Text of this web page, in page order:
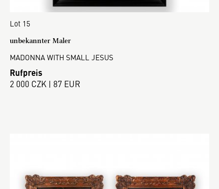
Lot 15
unbekannter Maler
MADONNA WITH SMALL JESUS
Rufpreis
2 000 CZK | 87 EUR